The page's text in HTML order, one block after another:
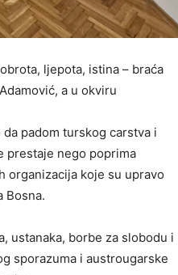
ljepota, istina – braća
a u okviru
padom turskog carstva i
prestaje nego poprima
organizacija koje su upravo
Bosna.
ustanaka, borbe za slobodu i
sporazuma i austrougarske